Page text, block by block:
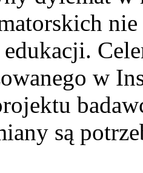
edukacji.
w
są